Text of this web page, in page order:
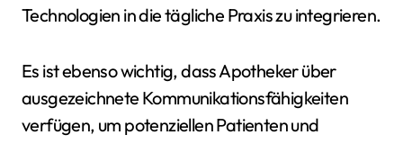
Technologien in die tägliche Praxis zu integrieren.
Es ist ebenso wichtig, dass Apotheker über
ausgezeichnete Kommunikationsfähigkeiten
verfügen, um potenziellen Patienten und